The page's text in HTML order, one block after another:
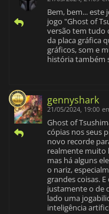
Bem, bem... este
jogo "Ghost of
versão tem tudo
da placa gráfica
gráficos, som e
história também
gennyshark
21/05/2024, 19:00
Ghost of
cópias nos seus
novo recorde
realmente muito
mas há alguns
o nariz,
grandes coisas.
justamente o de
lado uma
inteligência